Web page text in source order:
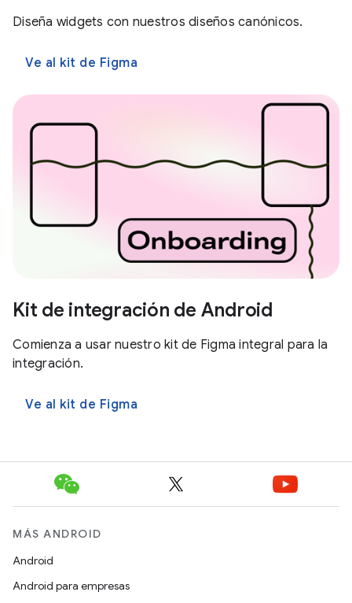
Diseña widgets con nuestros diseños canónicos.
Ve al kit de Figma
Kit de integración de Android
Comienza a usar nuestro kit de Figma integral para la
integración.
Ve al kit de Figma
MÁS ANDROID
Android
Android para empresas